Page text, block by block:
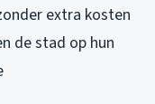
extra kosten
de stad op hun